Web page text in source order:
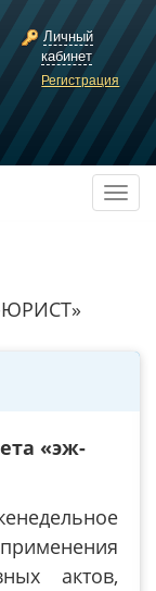
Личный
кабинет
Регистрация
ЮРИСТ»
«эж-
актов,